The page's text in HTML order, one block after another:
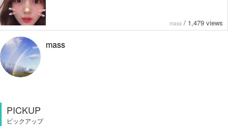
mass / 1,479 views
mass
PICKUP
ピックアップ